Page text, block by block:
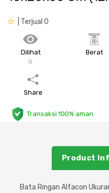
Sanitari &
Besi Profil
Pompa dan
| Terjual 0
Dilihat
0
Berat
Share
Transaksi 100% aman
Product
Bata Ringan Alfacon